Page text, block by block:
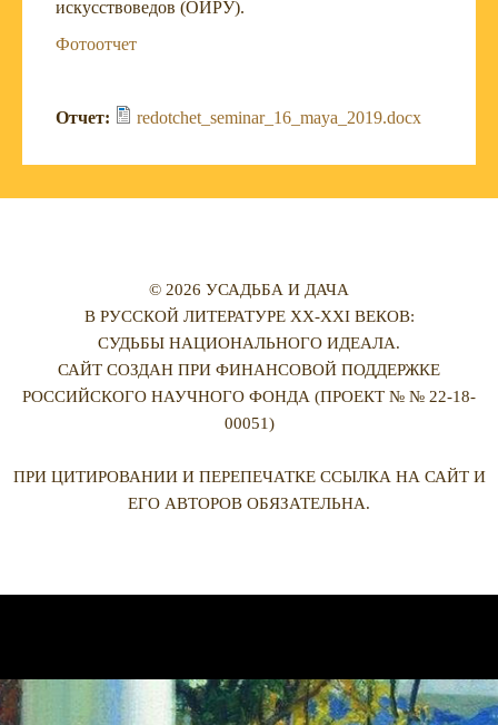
искусствоведов (ОИРУ).
Фотоотчет
Отчет: redotchet_seminar_16_maya_2019.docx
© 2026 УСАДЬБА И ДАЧА
В РУССКОЙ ЛИТЕРАТУРЕ XX-XXI ВЕКОВ:
СУДЬБЫ НАЦИОНАЛЬНОГО ИДЕАЛА.
САЙТ СОЗДАН ПРИ ФИНАНСОВОЙ ПОДДЕРЖКЕ
РОССИЙСКОГО НАУЧНОГО ФОНДА (ПРОЕКТ № № 22-18-
00051)
ПРИ ЦИТИРОВАНИИ И ПЕРЕПЕЧАТКЕ ССЫЛКА НА САЙТ И
ЕГО АВТОРОВ ОБЯЗАТЕЛЬНА.